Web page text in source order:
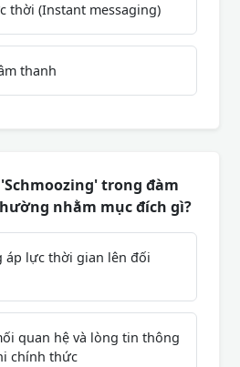
thời (Instant messaging)
thanh
trong đàm
nhằm mục đích gì?
áp lực thời gian lên đối
quan hệ và lòng tin thông
chính thức